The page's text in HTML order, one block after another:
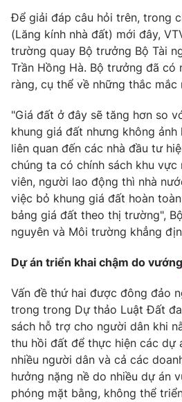
Để giải đáp câu hỏi trên, trong
(Lăng kính nhà đất) mới đây,
trường quay Bộ trưởng Bộ Tài
Trần Hồng Hà. Bộ trưởng đã có
ràng, cụ thể về những thắc mắc
"Giá đất ở đây sẽ tăng hơn so
khung giá đất nhưng không
liên quan đến các nhà đầu tư
chúng ta có chính sách khu vực
viên, người lao động thì nhà
việc bỏ khung giá đất hoàn
bảng giá đất theo thị trường",
nguyên và Môi trường khẳng
Dự án triển khai chậm do vướng
Vấn đề thứ hai được đông đảo
trong trong Dự thảo Luật Đất
sách hỗ trợ cho người dân khi
thu hồi đất để thực hiện các dự
nhiều người dân và cả các
hưởng nặng nề do nhiều dự án
phóng mặt bằng, không thể